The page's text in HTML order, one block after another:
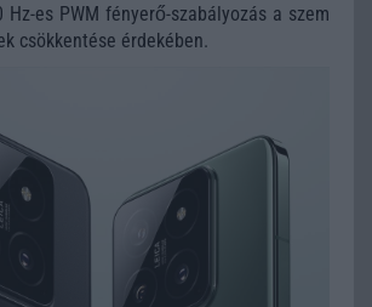
Hz-es PWM fényerő-szabályozás a szem
csökkentése érdekében.